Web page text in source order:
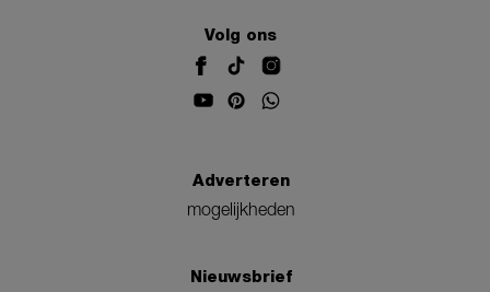
Volg ons
Adverteren
mogelijkheden
Nieuwsbrief